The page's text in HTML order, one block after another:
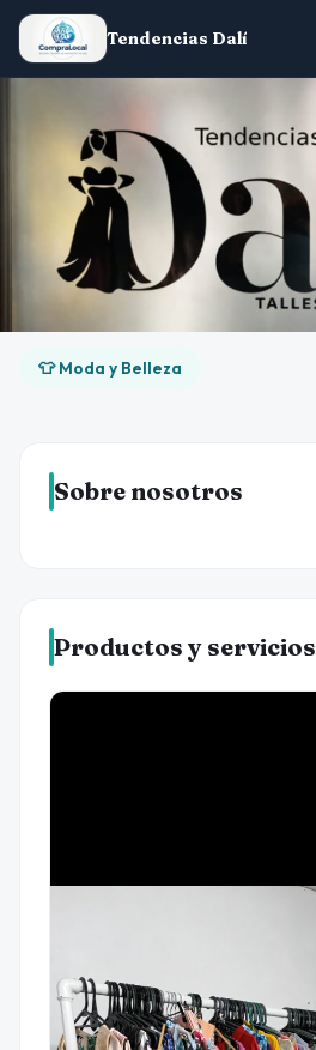
Tendencias Dalí
👕 Moda y Belleza
Sobre nosotros
Productos y servicios